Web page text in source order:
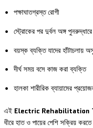
পক্ষাঘাতগ্রস্ত রোগী
স্ট্রোকের পর দুর্বল অঙ্গ পুনরুদ্ধারে
বয়স্ক ব্যক্তি যাদের হাঁটাচলায়
দীর্ঘ সময় বসে কাজ করা ব্যক্তি
হালকা শারীরিক ব্যায়ামের
এই Electric Rehabilitation
ধীরে হাত ও পায়ের পেশি সক্রিয়